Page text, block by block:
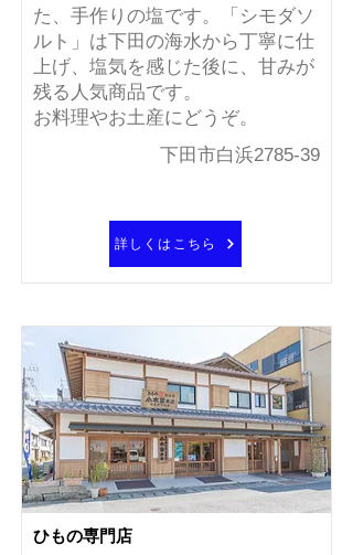
た、手作りの塩です。「シモダソ
ルト」は下田の海水から丁寧に仕
上げ、塩気を感じた後に、甘みが
残る人気商品です。
お料理やお土産にどうぞ。
下田市白浜2785-39
詳しくはこちら
ひもの専門店